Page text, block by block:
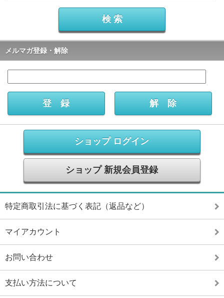
メルマガ登録・解除
ショップ ログイン
ショップ 新規会員登録
特定商取引法に基づく表記（返品など）
マイアカウント
お問い合わせ
支払い方法について